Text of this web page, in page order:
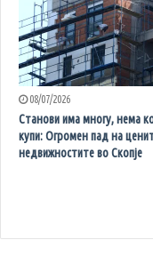
08/07/2026
Станови има многу, нема
купи: Огромен пад на
недвижностите во Скопје